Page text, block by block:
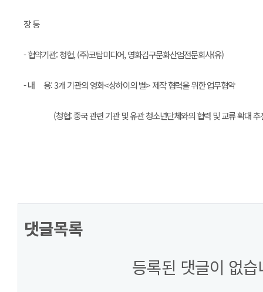
장 등
- 협약기관: 청협, (주)코탑미디어, 영화김구문화산업전문회사(유)
- 내 용: 3개 기관의 영화<상하이의 별> 제작 협력을 위한 업무협약
(청협: 중국 관련 기관 및 유관 청소년단체와의 협력 및 교류 확대 추
댓글목록
등록된 댓글이 없습